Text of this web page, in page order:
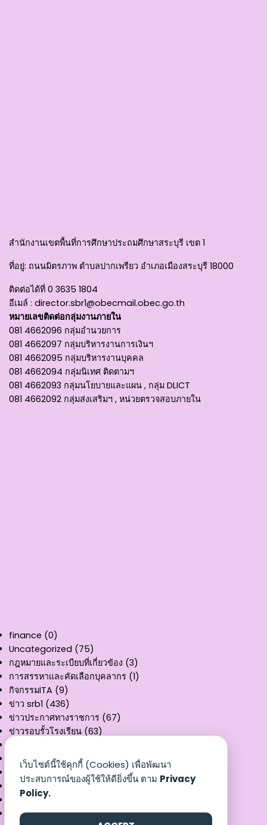
สำนักงานเขตพื้นที่การศึกษาประถมศึกษาสระบุรี เขต 1
ที่อยู่: ถนนมิตรภาพ ตำบลปากเพรียว อำเภอเมืองสระบุรี 18000
ติดต่อได้ที่ 0 3635 1804
อีเมล์ : director.sbr1@obecmail.obec.go.th
หมายเลขติดต่อกลุ่มงานภายใน
081 4662096 กลุ่มอำนวยการ
081 4662097 กลุ่มบริหารงานการเงินฯ
081 4662095 กลุ่มบริหารงานบุคคล
081 4662094 กลุ่มนิเทศ ติดตามฯ
081 4662093 กลุ่มนโยบายและแผน , กลุ่ม DLICT
081 4662092 กลุ่มส่งเสริมฯ , หน่วยตรวจสอบภายใน
finance (0)
Uncategorized (75)
กฎหมายและระเบียบที่เกี่ยวข้อง (3)
การสรรหาและคัดเลือกบุคลากร (1)
กิจกรรมITA (9)
ข่าว srb1 (436)
ข่าวประกาศทางราชการ (67)
ข่าวรอบรั้วโรงเรียน (63)
ผลงานวิชาการ(3)
รายงานงบทดลอง
(32)
สรุปผลการเบิกจ่าย(8)
หนังสือราชการ
เอกสารเผยแพร่(25)
เว็บไซต์นี้ใช้คุกกี้ (Cookies) เพื่อพัฒนา
ประสบการณ์ของผู้ใช้ให้ดียิ่งขึ้น ตาม Privacy
Policy.